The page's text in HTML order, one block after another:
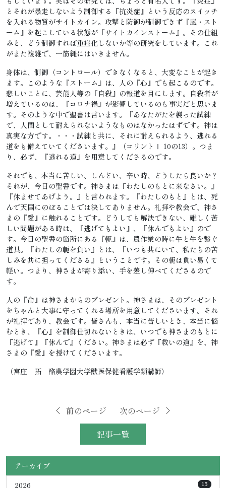
とそれが暴走しないよう制御する『抗炎症』という反応のスイッチ
を入れる物質がサイトカイン。攻撃と防御が制御できず『嵐・スト
ーム』を起こしている状態が『サイトカインストーム』。その仕組
みと、どう制御すれば重症化しないか等の研究をしています。これ
がまた複雑で、一筋縄にはいきません。
身体は、制御（コントロール）できなくなると、大変なことが起き
ます。このような『ストーム』は、人の『心』でも起こるのです。
悲しいことに、芸能人等の『自殺』の報道を目にします。自殺者が
増えているのは、『コロナ禍』が影響しているのも事実だと思いま
す。そのような中で聖書は言います。『あなたがたを襲った試練
で、人間として耐えられないようなものはなかったはずです。神は
真実な方です。・・・試練と共に、それに耐えられるよう、逃れる
道をも備えていてくださいます。』（コリントⅠ 10の13）。つま
り、必ず、『逃れる道』を用意してくださるのです。
それでも、本当に苦しい、しんどい、辛い時、どうしたら良いか？
それが、今日の聖書です。神さまは『わたしのもとに来なさい。』
『休ませてあげよう。』と言われます。『わたしのもと』とは、死
んで天国にのぼることでは決してありません。礼拝や教会で、神さ
まの『愛』に触れることです。どうしても解決できない、難しく苦
しい問題がある時は、『逃げてもよい』、『休んでもよい』ので
す。今日の聖書の箇所にある『軛』は、農作業の時に牛と牛を繋ぐ
道具。『わたしの軛を負い』とは、『いつも共にいて、私たちの苦
しみを共に担ってくださる』ということです。その軛は負い易くて
軽い。つまり、神さまが寄り添い、手を差し伸べてくださるので
す。
人の『命』は神さまからのプレゼント。神さまは、そのプレゼント
をちゃんと大事に守ってくれる場所を用意してくださいます。それ
が礼拝であり、教会です。皆さんも、本当に苦しいとき、本当に悩
むとき、『心』を制御仕切れないときは、いつでも神さまのもとに
『逃げて』『休んで』ください。神さまは必ず『救いの道』を、神
さまの『愛』を授けてくださいます。
（宮庄 拓 酪農学園大学獣医保健看護学類講師）
前のページ
記事一覧
次のページ
アーカイブ
2026
15